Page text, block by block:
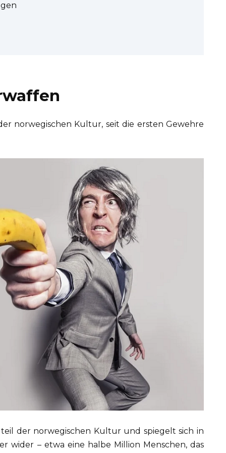
norwegischen Kultur, seit die ersten Gewehre
der norwegischen Kultur und spiegelt sich in
wider – etwa eine halbe Million Menschen, das